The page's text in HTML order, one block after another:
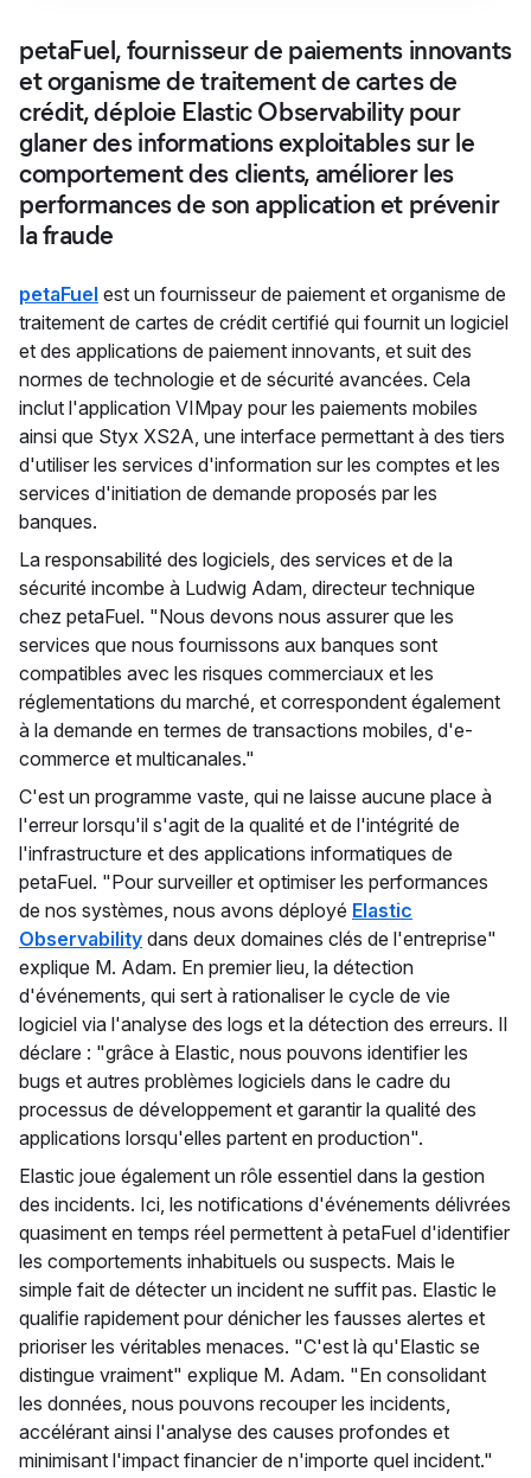
petaFuel, fournisseur de paiements innovants
et organisme de traitement de cartes de
crédit, déploie Elastic Observability pour
glaner des informations exploitables sur le
comportement des clients, améliorer les
performances de son application et prévenir
la fraude
petaFuel est un fournisseur de paiement et organisme de
traitement de cartes de crédit certifié qui fournit un logiciel
et des applications de paiement innovants, et suit des
normes de technologie et de sécurité avancées. Cela
inclut l'application VIMpay pour les paiements mobiles
ainsi que Styx XS2A, une interface permettant à des tiers
d'utiliser les services d'information sur les comptes et les
services d'initiation de demande proposés par les
banques.
La responsabilité des logiciels, des services et de la
sécurité incombe à Ludwig Adam, directeur technique
chez petaFuel. "Nous devons nous assurer que les
services que nous fournissons aux banques sont
compatibles avec les risques commerciaux et les
réglementations du marché, et correspondent également
à la demande en termes de transactions mobiles, d'e-
commerce et multicanales."
C'est un programme vaste, qui ne laisse aucune place à
l'erreur lorsqu'il s'agit de la qualité et de l'intégrité de
l'infrastructure et des applications informatiques de
petaFuel. "Pour surveiller et optimiser les performances
de nos systèmes, nous avons déployé Elastic
Observability dans deux domaines clés de l'entreprise"
explique M. Adam. En premier lieu, la détection
d'événements, qui sert à rationaliser le cycle de vie
logiciel via l'analyse des logs et la détection des erreurs. Il
déclare : "grâce à Elastic, nous pouvons identifier les
bugs et autres problèmes logiciels dans le cadre du
processus de développement et garantir la qualité des
applications lorsqu'elles partent en production".
Elastic joue également un rôle essentiel dans la gestion
des incidents. Ici, les notifications d'événements délivrées
quasiment en temps réel permettent à petaFuel d'identifier
les comportements inhabituels ou suspects. Mais le
simple fait de détecter un incident ne suffit pas. Elastic le
qualifie rapidement pour dénicher les fausses alertes et
prioriser les véritables menaces. "C'est là qu'Elastic se
distingue vraiment" explique M. Adam. "En consolidant
les données, nous pouvons recouper les incidents,
accélérant ainsi l'analyse des causes profondes et
minimisant l'impact financier de n'importe quel incident."